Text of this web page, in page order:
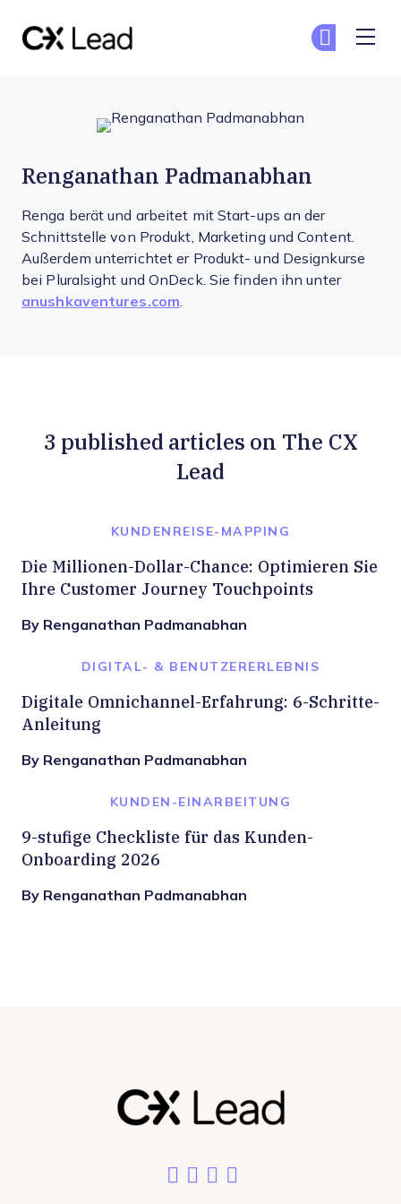
Renganathan Padmanabhan
Renga berät und arbeitet mit Start-ups an der
Schnittstelle von Produkt, Marketing und Content.
Außerdem unterrichtet er Produkt- und Designkurse
bei Pluralsight und OnDeck. Sie finden ihn unter
anushkaventures.com
3 published articles on The CX
Lead
KUNDENREISE-MAPPING
Die Millionen-Dollar-Chance: Optimieren Sie
Ihre Customer Journey Touchpoints
By Renganathan Padmanabhan
DIGITAL- & BENUTZERERLEBNIS
Digitale Omnichannel-Erfahrung: 6-Schritte-
Anleitung
By Renganathan Padmanabhan
KUNDEN-EINARBEITUNG
9-stufige Checkliste für das Kunden-
Onboarding 2026
By Renganathan Padmanabhan
Like us on Facebook
Follow us on Twitter
Add us on LinkedIn
Follow us on